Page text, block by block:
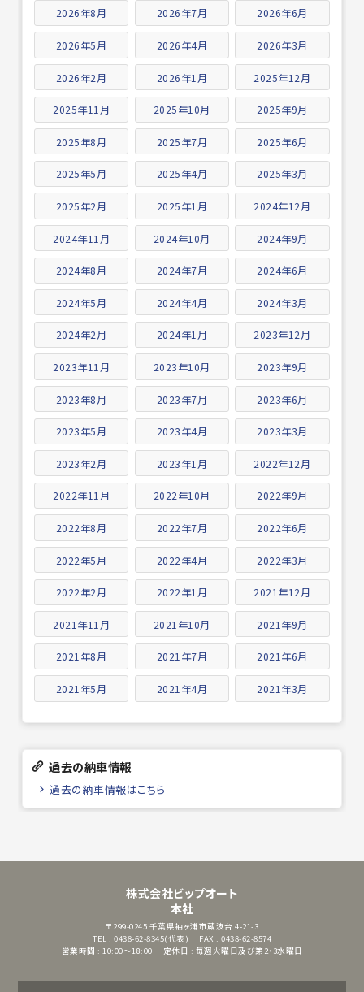
2026年8月 2026年7月 2026年6月
2026年5月 2026年4月 2026年3月
2026年2月 2026年1月 2025年12月
2025年11月 2025年10月 2025年9月
2025年8月 2025年7月 2025年6月
2025年5月 2025年4月 2025年3月
2025年2月 2025年1月 2024年12月
2024年11月 2024年10月 2024年9月
2024年8月 2024年7月 2024年6月
2024年5月 2024年4月 2024年3月
2024年2月 2024年1月 2023年12月
2023年11月 2023年10月 2023年9月
2023年8月 2023年7月 2023年6月
2023年5月 2023年4月 2023年3月
2023年2月 2023年1月 2022年12月
2022年11月 2022年10月 2022年9月
2022年8月 2022年7月 2022年6月
2022年5月 2022年4月 2022年3月
2022年2月 2022年1月 2021年12月
2021年11月 2021年10月 2021年9月
2021年8月 2021年7月 2021年6月
2021年5月 2021年4月 2021年3月
過去の納車情報
過去の納車情報はこちら
株式会社ビップオート
本社
〒299-0245 千葉県袖ヶ浦市蔵波台 4-21-3
TEL : 0438-62-8345(代表)
FAX : 0438-62-8574
営業時間 : 10:00～18:00
定休日 : 毎週火曜日及び第2・3水曜日